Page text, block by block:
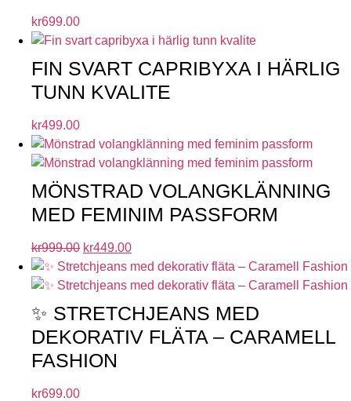
kr699.00
FIN SVART CAPRIBYXA I HÄRLIG
TUNN KVALITE
kr499.00
MÖNSTRAD VOLANGKLÄNNING
MED FEMINIM PASSFORM
kr999.00 kr449.00
✨ STRETCHJEANS MED
DEKORATIV FLÄTA – CARAMELL
FASHION
kr699.00